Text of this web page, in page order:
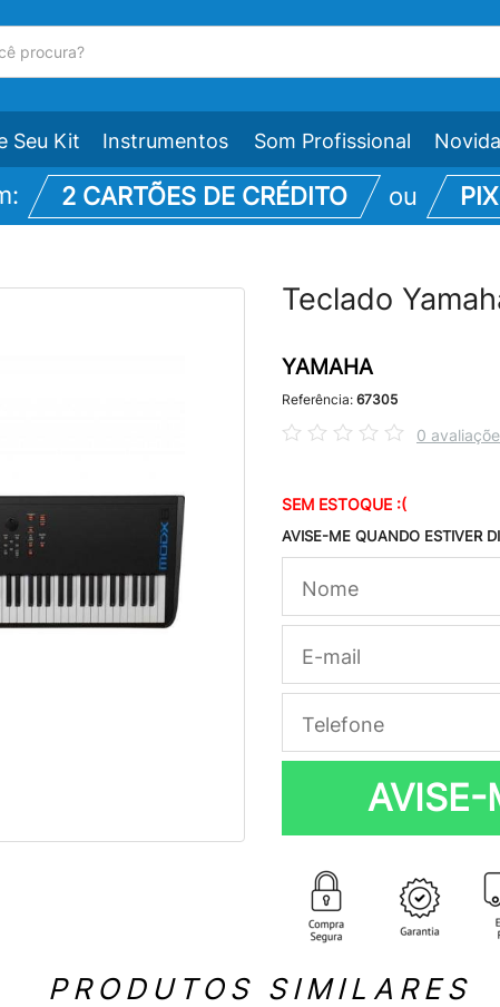
Seu Kit Instrumentos Som Profissional
2 CARTÕES DE CRÉDITO ou
Teclado
YAMAHA
Referência: 67305
0
SEM ESTOQUE :(
AVISE-ME QUANDO ESTIVER
AVISE-
PRODUTOS SIMILARES